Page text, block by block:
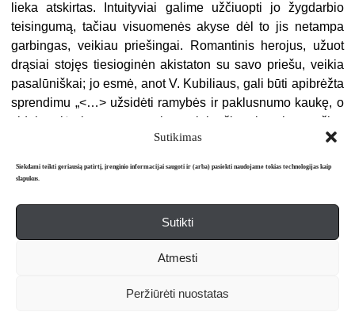
Sutikimas
Siekdami teikti geriausią patirtį, įrenginio informacijai saugoti ir (arba) pasiekti naudojame tokias technologijas kaip
slapukus.
Sutikti
Atmesti
Peržiūrėti nuostatas
lieka atskirtas. Intuityviai galime užčiuopti jo žygdarbio
teisingumą, tačiau visuomenės akyse dėl to jis netampa
garbingas, veikiau priešingai. Romantinis herojus, užuot
drąsiai stojęs tiesioginėn akistaton su savo priešu, veikia
pasalūniškai; jo esmė, anot V. Kubiliaus, gali būti apibrėžta
sprendimu „<…> užsidėti ramybės ir paklusnumo kaukę, o
jėgas“[38]. Ši tikrojo savęs paslėptis turi du momentus,
iš suvokimo, kad siektinas tikslas privalo būti nutylėtas,
Abraomas nei Eliezerui, nei Sarai, nei pačiam Izaokui
nesako, ką planuoja įvykdyti, o Valenrodas liepia Aldonai
neklausinėti, kaip žada laimėti karą, ir net tuomet, kai prieš
išdaviku. Toks sprendimas kyla iš suvokimo, kad artimieji